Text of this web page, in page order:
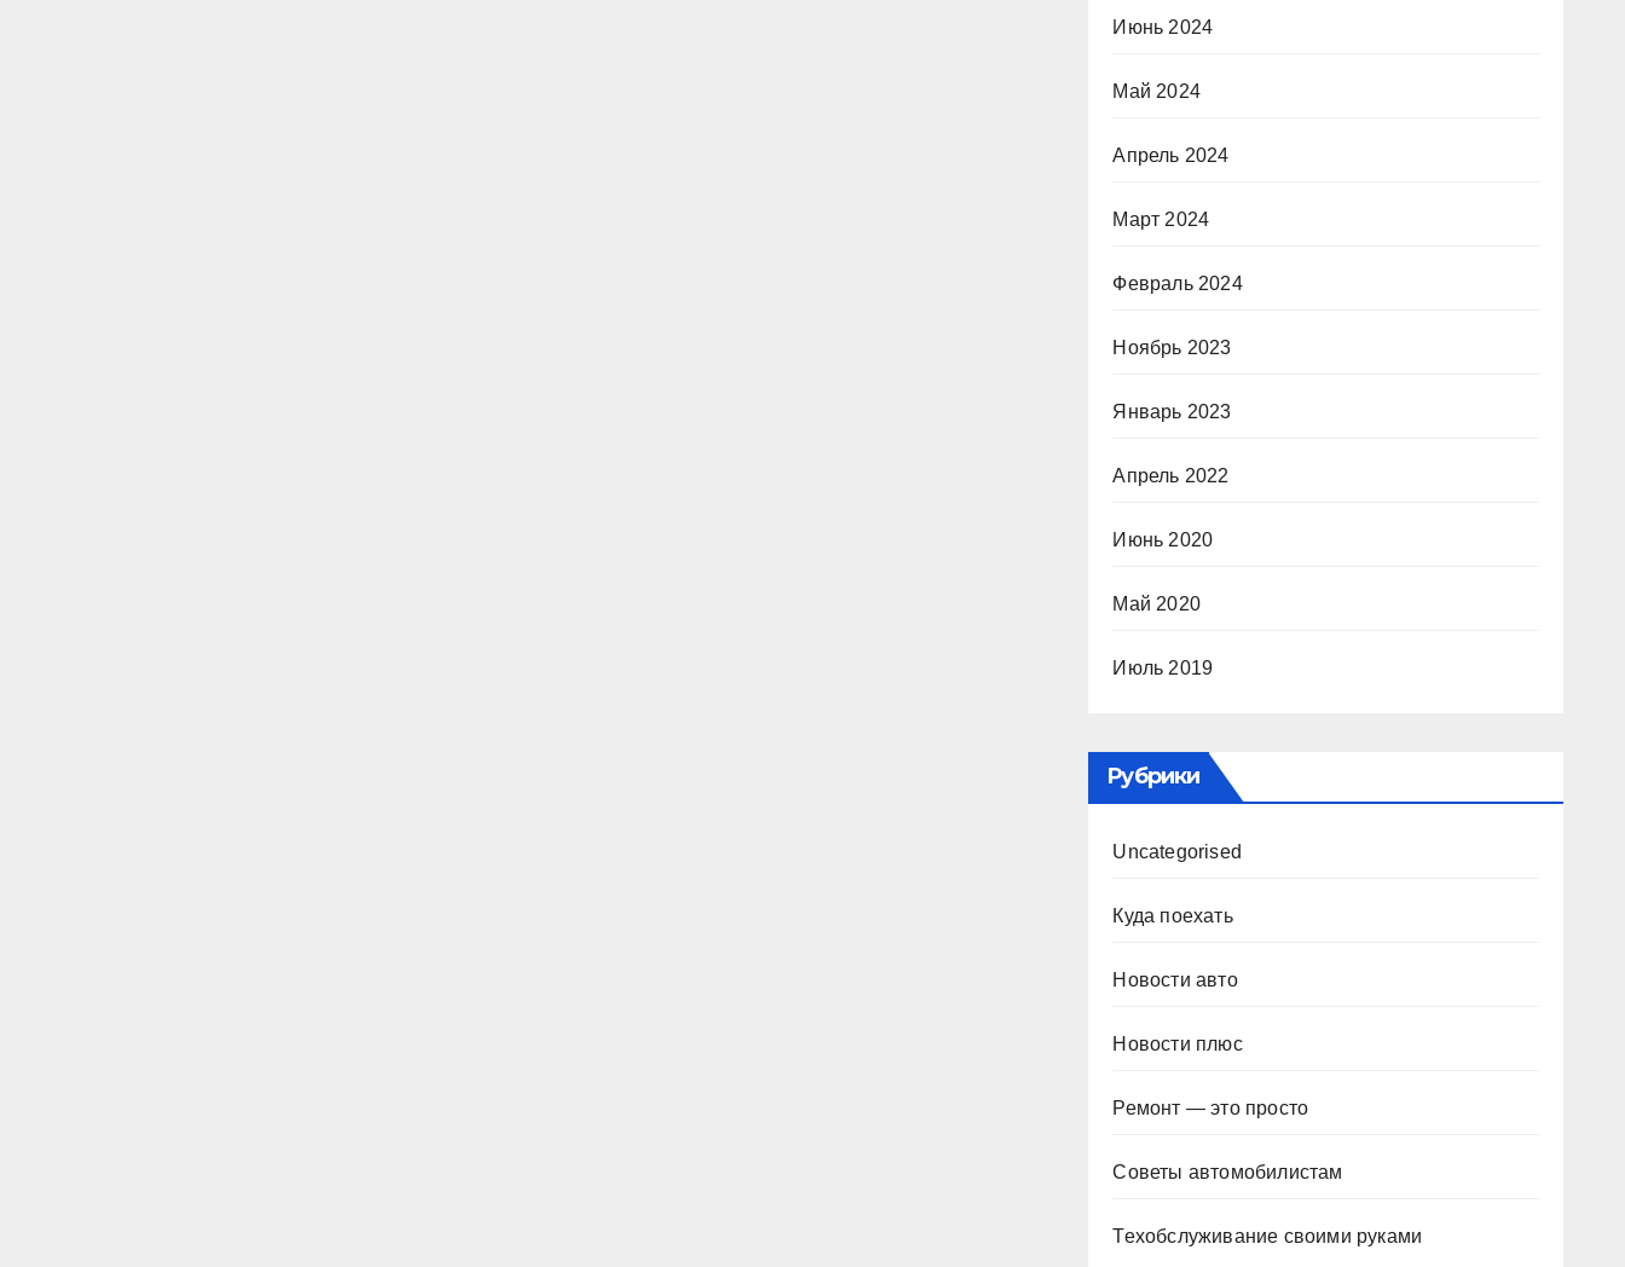
Июнь 2024
Май 2024
Апрель 2024
Март 2024
Февраль 2024
Ноябрь 2023
Январь 2023
Апрель 2022
Июнь 2020
Май 2020
Июль 2019
Рубрики
Uncategorised
Куда поехать
Новости авто
Новости плюс
Ремонт — это просто
Советы автомобилистам
Техобслуживание своими руками